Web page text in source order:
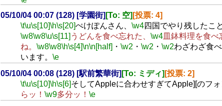
05/10/04 00:07 (128) [学園街] [To: 空] [投票: 4]
\t\u\s[10]\h\s[20]ぺけぽんさん、 \w4四国でやり残したこ
\w8\w8\u\s[11] うどんを食べ忘れた、 \w4皿鉢料理を食べ
ね。 \w8\w8\h\s[4]\n\n[half] ・ \w2 ・ \w2 ・ \w2わざわざ食
います。 \e
05/10/04 00:08 (128) [駅前繁華街] [To: ミディ] [投票: 2]
\t\u\s[10]\h\s[6]そしてAppleに合わせすぎてApple][のフォ
らッ！ \w9多分ッ！ \e